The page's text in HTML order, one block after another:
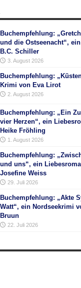
Buchempfehlung:
und die Ostseenacht“,
B.C. Schiller
3. August 2026
Buchempfehlung:
Krimi von Eva Lirot
2. August 2026
Buchempfehlung: „Ein
vier Herzen“, ein
Heike Fröhling
1. August 2026
Buchempfehlung:
und uns“, ein
Josefine Weiss
29. Juli 2026
Buchempfehlung: „Akte
Watt“, ein Nordseekrimi
Bruun
22. Juli 2026